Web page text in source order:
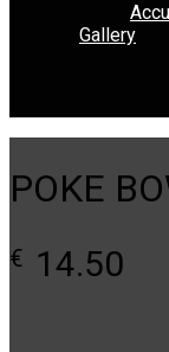
Gallery
POKE
€ 14.50